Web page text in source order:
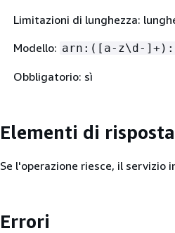
Limitazioni di lunghezza:
Modello: arn:([a-z\d-
Obbligatorio: sì
Elementi di risposta
Se l'operazione riesce, il servizio
Errori